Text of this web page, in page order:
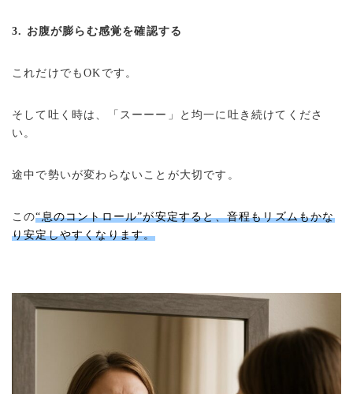
3. お腹が膨らむ感覚を確認する
これだけでもOKです。
そして吐く時は、「スーーー」と均一に吐き続けてくださ
い。
途中で勢いが変わらないことが大切です。
この“息のコントロール”が安定すると、音程もリズムもかな
り安定しやすくなります。